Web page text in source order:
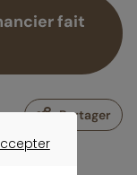
fait
Partager